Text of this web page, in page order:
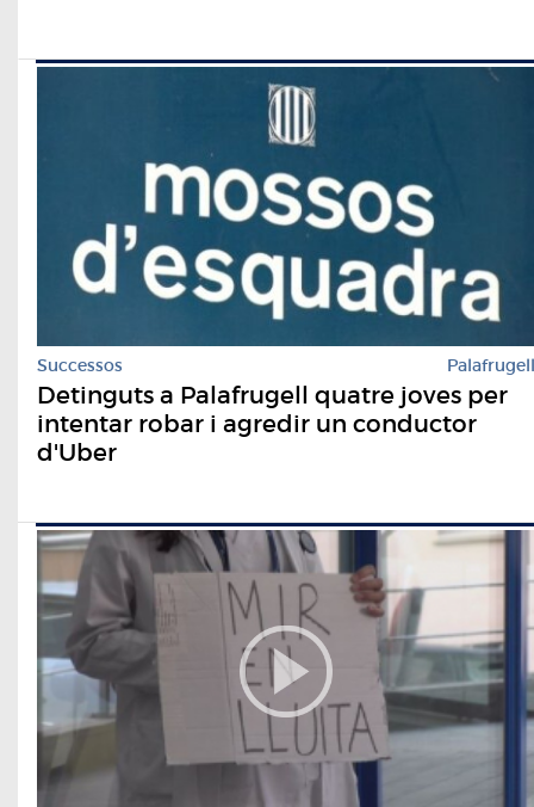
Successos Palafrugell
Detinguts a Palafrugell quatre joves per
intentar robar i agredir un conductor
d'Uber